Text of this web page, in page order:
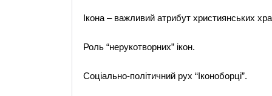
Ікона – важливий атрибут християнських
Роль “нерукотворних” ікон.
Соціально-політичний рух “Іконоборці”.